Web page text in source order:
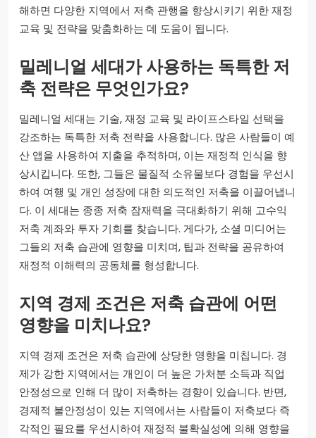
해하면 다양한 지역에서 저축 관행을 향상시키기 위한 재정
교육 및 전략을 맞춤화하는 데 도움이 됩니다.
밀레니얼 세대가 사용하는 독특한 저
축 전략은 무엇인가요?
밀레니얼 세대는 기술, 재정 교육 및 라이프스타일 선택을
강조하는 독특한 저축 전략을 사용합니다. 많은 사람들이 예
산 앱을 사용하여 지출을 추적하며, 이는 재정적 인식을 향
상시킵니다. 또한, 그들은 물질적 소유물보다 경험을 우선시
하여 여행 및 개인 성장에 대한 의도적인 저축을 이끌어냅니
다. 이 세대는 종종 저축 잠재력을 극대화하기 위해 고수익
저축 계좌와 투자 기회를 찾습니다. 게다가, 소셜 미디어는
그들의 저축 습관에 영향을 미치며, 팁과 전략을 공유하여
재정적 이해력의 공동체를 형성합니다.
지역 경제 조건은 저축 습관에 어떤
영향을 미치나요?
지역 경제 조건은 저축 습관에 상당한 영향을 미칩니다. 경
제가 강한 지역에서는 개인이 더 높은 가처분 소득과 직업
안정성으로 인해 더 많이 저축하는 경향이 있습니다. 반면,
경제적 불안정성이 있는 지역에서는 사람들이 저축보다 즉
각적인 필요를 우선시하여 재정적 불확실성에 의해 영향을